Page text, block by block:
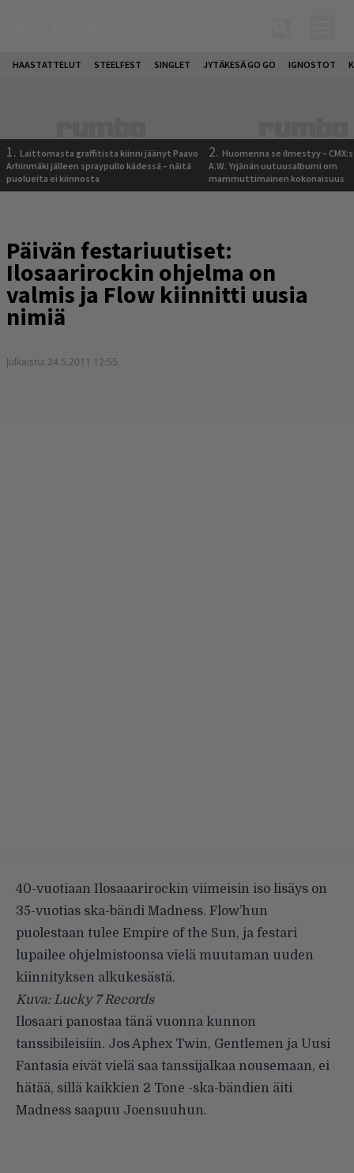
HAASTATTELUT STEELFEST SINGLET JYTÄKESÄ GO GO IGNOSTOT
1. Laittomasta graffitista kiinni jäänyt Paavo
Arhinmäki jälleen spraypullo kädessä – näitä
puolueita ei kiinnosta
2. Huomenna se ilmestyy –
A.W. Yrjänän uutuusalbumi om
mammuttimainen kokonaisuus
Päivän festariuutiset:
Ilosaarirockin ohjelma on
valmis ja Flow kiinnitti uusia
nimiä
Julkaistu: 24.5.2011 12:55
40-vuotiaan Ilosaaarirockin viimeisin iso lisäys on
35-vuotias ska-bändi Madness. Flow’hun
puolestaan tulee Empire of the Sun, ja festari
lupailee ohjelmistoonsa vielä muutaman uuden
kiinnityksen alkukesästä.
Kuva: Lucky 7 Records
Ilosaari panostaa tänä vuonna kunnon
tanssibileisiin. JosAphex Twin, Gentlemen ja Uusi
Fantasia eivät vielä saa tanssijalkaa nousemaan, ei
hätää, sillä kaikkien 2 Tone -ska-bändien äiti
Madness saapuu Joensuuhun.